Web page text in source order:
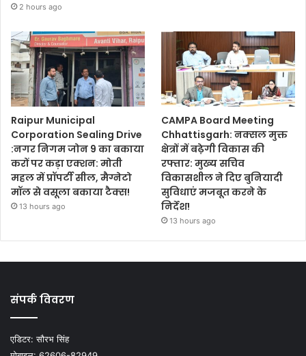
2 hours ago
Raipur Municipal
Corporation Sealing Drive
:नगर निगम जोन 9 का बकाया
करों पर कड़ा एक्शन: मोती
महल में प्रॉपर्टी सील, मैग्नेटो
मॉल से वसूला बकाया टैक्स!
13 hours ago
CAMPA Board Meeting
Chhattisgarh: नक्सल मुक्त
क्षेत्रों में बढ़ेगी विकास की
रफ्तार: मुख्य सचिव
विकासशील ने दिए बुनियादी
सुविधाएं मजबूत करने के
निर्देश!
13 hours ago
संपर्क विवरण
एडिटर:सौरभ सिंह